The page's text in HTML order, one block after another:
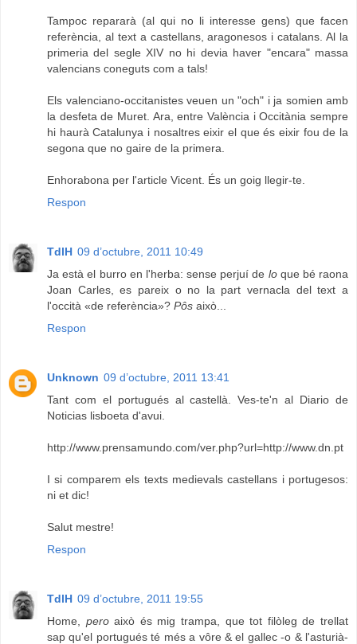
Tampoc repararà (al qui no li interesse gens) que facen
referència, al text a castellans, aragonesos i catalans. Al la
primeria del segle XIV no hi devia haver "encara" massa
valencians coneguts com a tals!
Els valenciano-occitanistes veuen un "och" i ja somien amb
la desfeta de Muret. Ara, entre València i Occitània sempre
hi haurà Catalunya i nosaltres eixir el que és eixir fou de la
segona que no gaire de la primera.
Enhorabona per l'article Vicent. És un goig llegir-te.
Respon
TdlH 09 d’octubre, 2011 10:49
Ja està el burro en l'herba: sense perjuí de loque bé raona
Joan Carles, es pareix o no la part vernacla del text a
l'occità «de referència»? Pôs això...
Respon
Unknown 09 d’octubre, 2011 13:41
Tant com el portugués al castellà. Ves-te'n al Diario de
Noticias lisboeta d'avui.
http://www.prensamundo.com/ver.php?url=http://www.dn.pt
I si comparem els texts medievals castellans i portugesos:
ni et dic!
Salut mestre!
Respon
TdlH 09 d’octubre, 2011 19:55
Home, peroaixò és mig trampa, que tot filòleg de trellat
sap qu'el portugués té més a vôre & el gallec -o & l'asturià-